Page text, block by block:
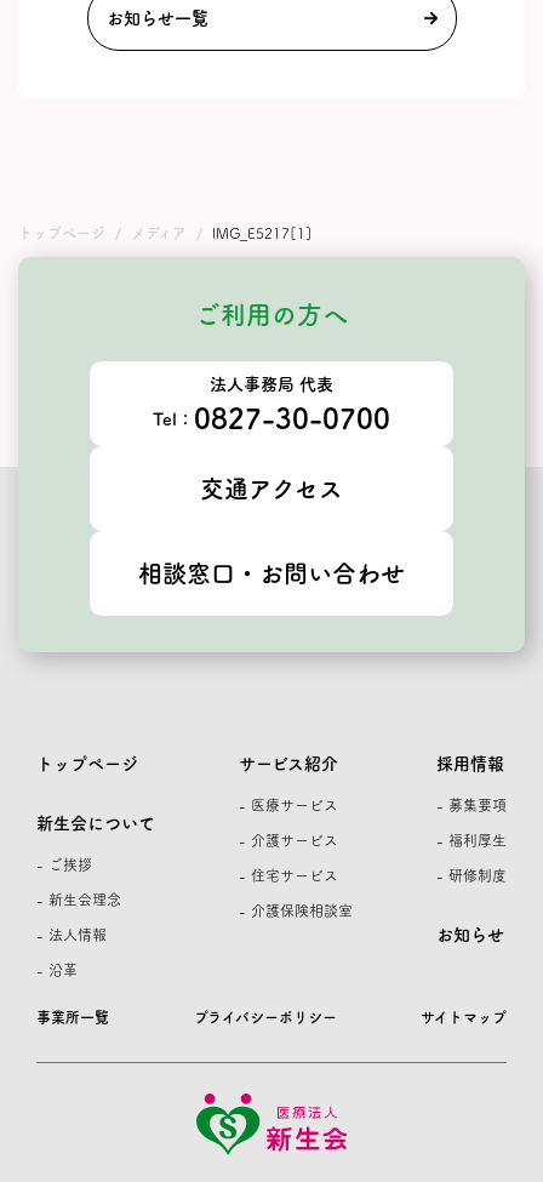
お知らせ一覧
トップページ メディア IMG_E5217[1]
ご利用の方へ
法人事務局 代表
Tel： 0827-30-0700
交通アクセス
相談窓口・お問い合わせ
事業所一覧 プライバシーポリシー サイトマップ
トップページ
新生会について
- ご挨拶
- 新生会理念
- 法人情報
- 沿革
サービス紹介
- 医療サービス
- 介護サービス
- 住宅サービス
- 介護保険相談室
採用情報
- 募集要項
- 福利厚生
- 研修制度
お知らせ